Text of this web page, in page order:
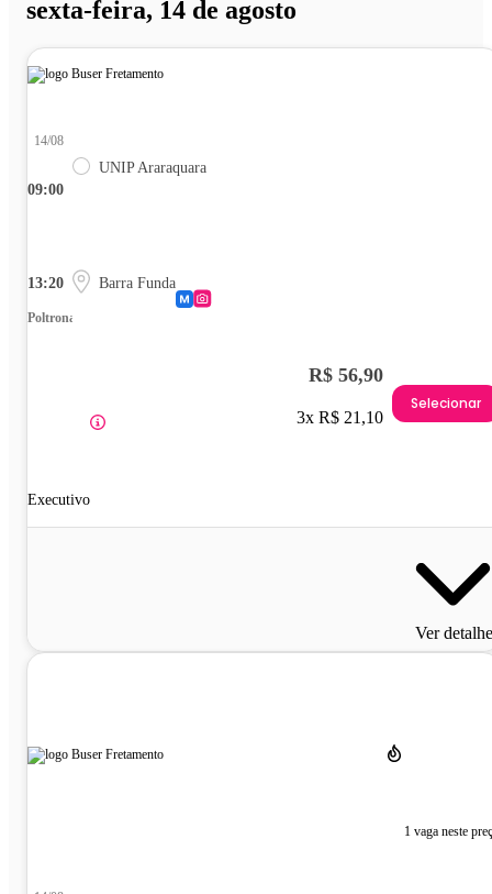
sexta-feira, 14 de agosto
09:00
14/08
UNIP Araraquara
13:20 Barra Funda
Poltrona
Executivo
R$ 56,90
3x R$ 21,10
Selecionar
Ver
1 vaga neste